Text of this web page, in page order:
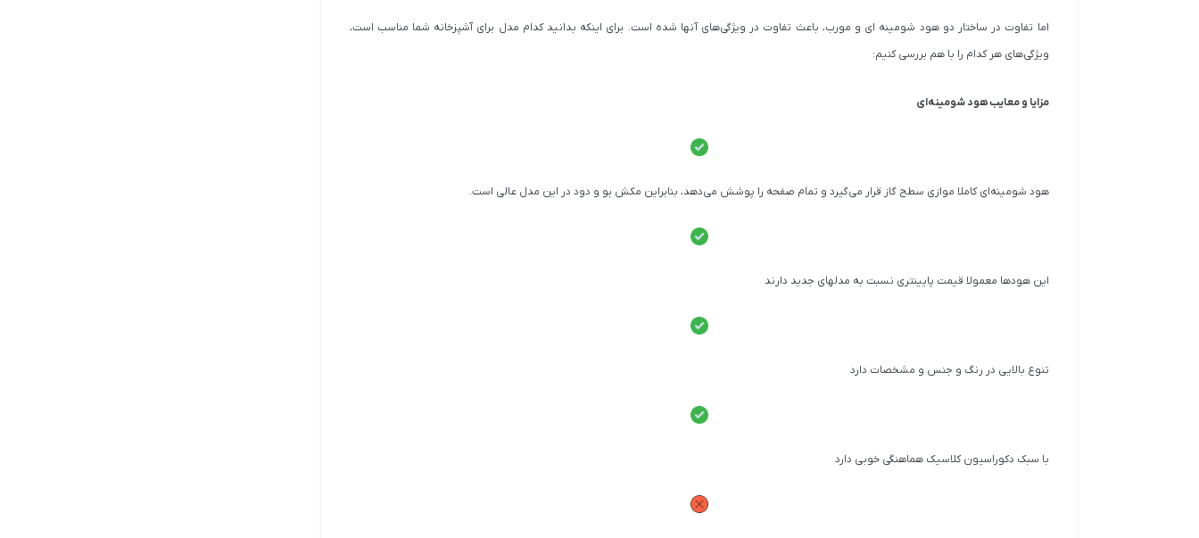
اما تفاوت در ساختار دو هود شومینه ای و مورب، باعث تفاوت در ویژگی‌های آنها شده است. برای اینکه بدانید کدام مدل برای آشپزخانه شما مناسب است،
ویژگی‌های هر کدام را با هم بررسی کنیم:
مزایا و معایب هود شومینه‌ای
هود شومینه‌ای کاملا موازی سطح گاز قرار می‌گیرد و تمام صفحه را پوشش می‌دهد، بنابراین مکش بو و دود در این مدل عالی است.
این هودها معمولا قیمت پایینتری نسبت به مدلهای جدید دارند
تنوع بالایی در رنگ و جنس و مشخصات دارد
با سبک دکوراسیون کلاسیک هماهنگی خوبی دارد